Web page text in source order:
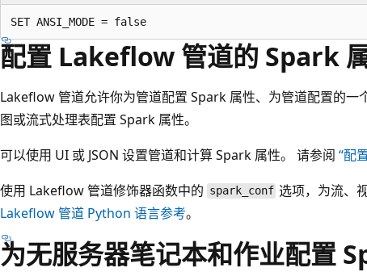
配置 Lakeflow 管道的 Spark
Lakeflow 管道允许你为管道配置 Spark 属性、为管道配置的一
图或流式处理表配置 Spark 属性。
可以使用 UI 或 JSON 设置管道和计算 Spark 属性。 请参阅 “配
使用 Lakeflow 管道修饰器函数中的 spark_conf 选项，为流、
Lakeflow 管道 Python 语言参考。
为无服务器笔记本和作业配置